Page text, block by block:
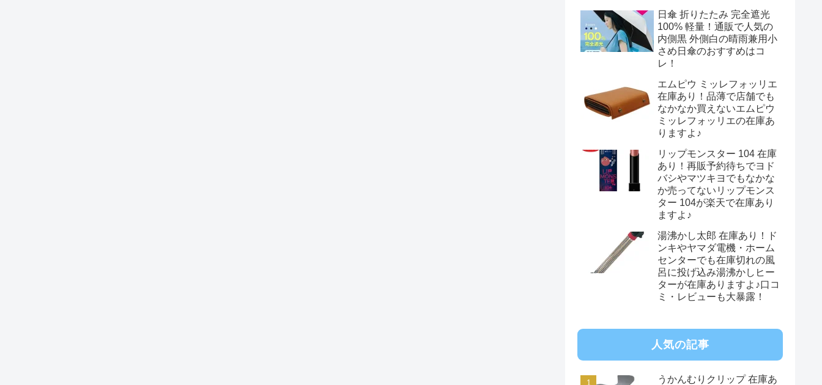
日傘 折りたたみ 完全遮光
100% 軽量！通販で人気の
内側黒 外側白の晴雨兼用小
さめ日傘のおすすめはコ
レ！
エムピウ ミッレフォッリエ
在庫あり！品薄で店舗でも
なかなか買えないエムピウ
ミッレフォッリエの在庫あ
りますよ♪
リップモンスター 104 在庫
あり！再販予約待ちでヨド
バシやマツキヨでもなかな
か売ってないリップモンス
ター 104が楽天で在庫あり
ますよ♪
湯沸かし太郎 在庫あり！ド
ンキやヤマダ電機・ホーム
センターでも在庫切れの風
呂に投げ込み湯沸かしヒー
ターが在庫ありますよ♪口コ
ミ・レビューも大暴露！
人気の記事
うかんむりクリップ 在庫あ